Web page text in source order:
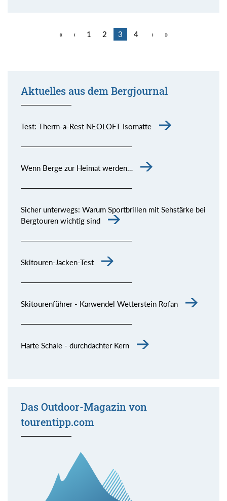
« ‹ 1 2 3 4 › »
Aktuelles aus dem Bergjournal
Test: Therm-a-Rest NEOLOFT Isomatte
Wenn Berge zur Heimat werden…
Sicher unterwegs: Warum Sportbrillen mit Sehstärke bei
Bergtouren wichtig sind
Skitouren-Jacken-Test
Skitourenführer - Karwendel Wetterstein Rofan
Harte Schale - durchdachter Kern
Das Outdoor-Magazin von
tourentipp.com